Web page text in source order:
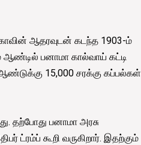
ஆதரவுடன் கடந்த 1903-ம்
ஆண்டில் பனாமா கால்வாய் கட்டி
15,000 சரக்கு கப்பல்கள்
தற்போது பனாமா அரசு
ட்ரம்ப் கூறி வருகிறார். இதற்கும்